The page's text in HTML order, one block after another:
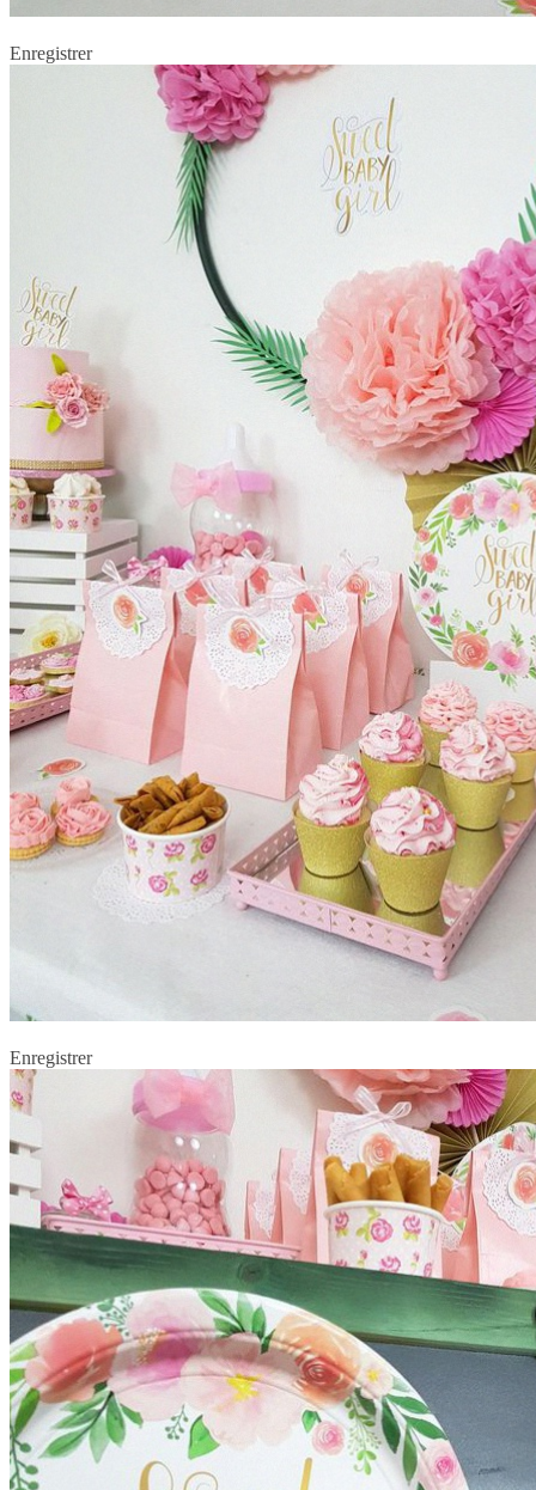
Enregistrer
Enregistrer